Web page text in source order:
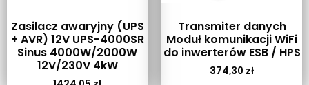
Zasilacz awaryjny (UPS
+ AVR) 12V UPS-4000SR
Sinus 4000W/2000W
12V/230V 4kW
Transmiter danych
Moduł komunikacji WiFi
do inwerterów ESB / HPS
374,30 zł